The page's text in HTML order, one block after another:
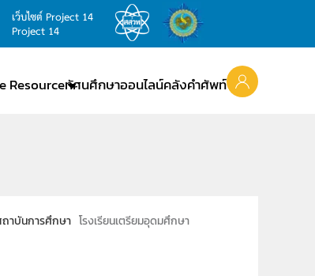
เว็บไซต์ Project 14
Project 14
Resourceทัศนศึกษาออนไลน์คลังคำศัพท์
าบันการศึกษา โรงเรียนเตรียมอุดมศึกษา